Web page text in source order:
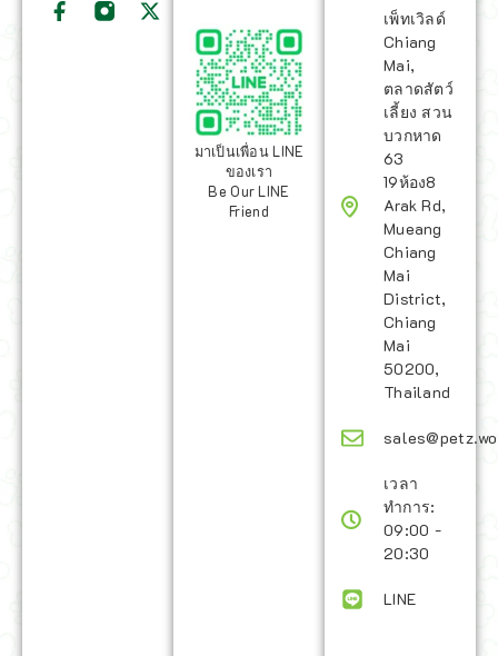
มาเป็นเพื่อน LINE
ของเรา
Be Our LINE
Friend
เพ็ทเวิลด์
Chiang
Mai,
ตลาดสัตว์
เลี้ยง สวน
บวกหาด
63
19ห้อง8
Arak Rd,
Mueang
Chiang
Mai
District,
Chiang
Mai
50200,
Thailand
เวลา
ทำการ:
09:00 -
20:30
LINE